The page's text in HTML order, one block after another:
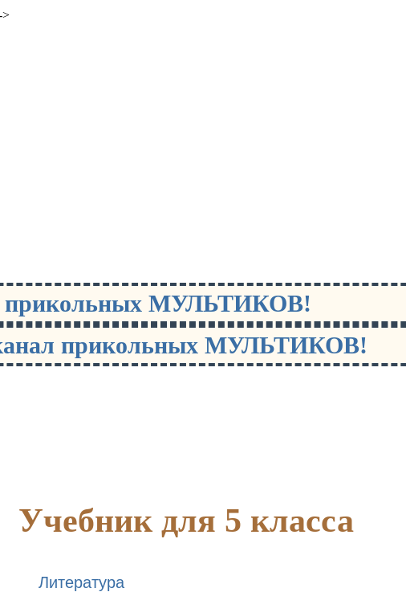
>
МУЛЬТИКОВ!
прикольных МУЛЬТИКОВ!
Учебник для 5 класса
Литература